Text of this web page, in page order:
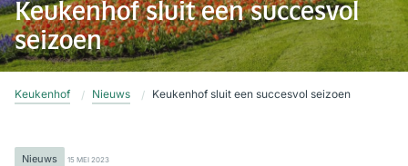
Keukenhof sluit een succesvol
seizoen
Keukenhof Nieuws Keukenhof sluit een succesvol seizoen
Nieuws 15 MEI 2023